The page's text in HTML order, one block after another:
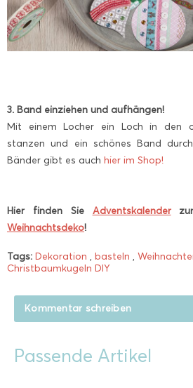
3. Band einziehen und aufhängen!
Mit einem Locher ein Loch in den
stanzen und ein schönes Band
Bänder gibt es auch hier im Shop!
Hier finden Sie Adventskalender
Weihnachtsdeko!
Tags: Dekoration , basteln ,
Christbaumkugeln DIY
Kommentar schreiben
Passende Artikel